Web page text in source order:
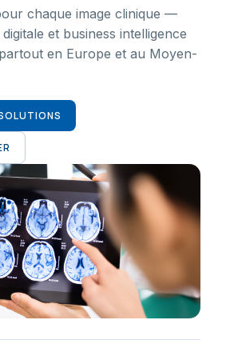
chaque image clinique —
et business intelligence
en Europe et au Moyen-